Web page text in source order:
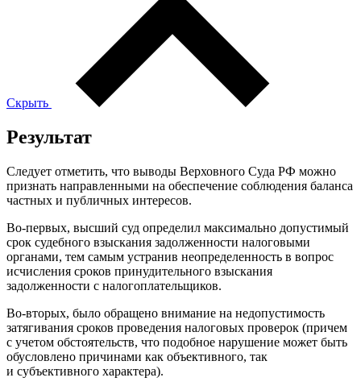
Скрыть
Результат
Следует отметить, что выводы Верховного Суда РФ можно
признать направленными на обеспечение соблюдения баланса
частных и публичных интересов.
Во-первых, высший суд определил максимально допустимый
срок судебного взыскания задолженности налоговыми
органами, тем самым устранив неопределенность в вопрос
исчисления сроков принудительного взыскания
задолженности с налогоплательщиков.
Во-вторых, было обращено внимание на недопустимость
затягивания сроков проведения налоговых проверок (причем
с учетом обстоятельств, что подобное нарушение может быть
обусловлено причинами как объективного, так
и субъективного характера).